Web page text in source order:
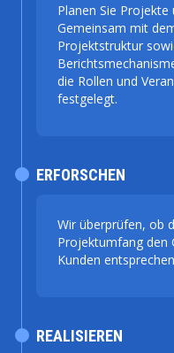
Planen Sie Projekte
Gemeinsam mit
Projektstruktur
die Rollen und
festgelegt.
Wir überprüfen, ob
Projektumfang den
Kunden
ERFORSCHEN
REALISIEREN